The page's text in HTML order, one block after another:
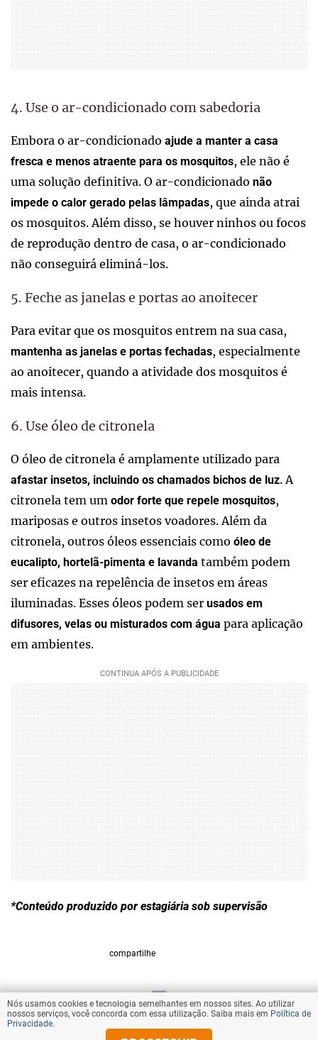
4. Use o ar-condicionado com sabedoria
Embora o ar-condicionado ajude a manter a casa
fresca e menos atraente para os mosquitos, ele não é
uma solução definitiva. O ar-condicionado não
impede o calor gerado pelas lâmpadas, que ainda atrai
os mosquitos. Além disso, se houver ninhos ou focos
de reprodução dentro de casa, o ar-condicionado
não conseguirá eliminá-los.
5. Feche as janelas e portas ao anoitecer
Para evitar que os mosquitos entrem na sua casa,
mantenha as janelas e portas fechadas, especialmente
ao anoitecer, quando a atividade dos mosquitos é
mais intensa.
6. Use óleo de citronela
O óleo de citronela é amplamente utilizado para
afastar insetos, incluindo os chamados bichos de luz. A
citronela tem um odor forte que repele mosquitos,
mariposas e outros insetos voadores. Além da
citronela, outros óleos essenciais como óleo de
eucalipto, hortelã-pimenta e lavanda também podem
ser eficazes na repelência de insetos em áreas
iluminadas. Esses óleos podem ser usados em
difusores, velas ou misturados com água para aplicação
em ambientes.
*Conteúdo produzido por estagiária sob supervisão
compartilhe
VOLTAR AO TOPO
Nós usamos cookies e tecnologia semelhantes em nossos sites. Ao utilizar
nossos serviços, você concorda com essa utilização. Saiba mais em Política de
Privacidade.